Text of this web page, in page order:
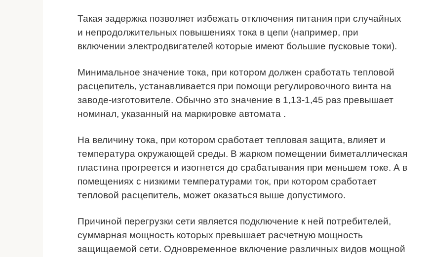
Такая задержка позволяет избежать отключения питания при случайных
и непродолжительных повышениях тока в цепи (например, при
включении электродвигателей которые имеют большие пусковые токи).
Минимальное значение тока, при котором должен сработать тепловой
расцепитель, устанавливается при помощи регулировочного винта на
заводе-изготовителе. Обычно это значение в 1,13-1,45 раз превышает
номинал, указанный на маркировке автомата .
На величину тока, при котором сработает тепловая защита, влияет и
температура окружающей среды. В жарком помещении биметаллическая
пластина прогреется и изогнется до срабатывания при меньшем токе. А в
помещениях с низкими температурами ток, при котором сработает
тепловой расцепитель, может оказаться выше допустимого.
Причиной перегрузки сети является подключение к ней потребителей,
суммарная мощность которых превышает расчетную мощность
защищаемой сети. Одновременное включение различных видов мощной